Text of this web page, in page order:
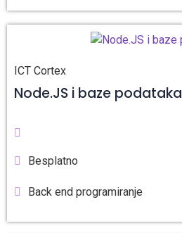
ICT Cortex
Node.JS i baze podataka
Besplatno
Back end programiranje